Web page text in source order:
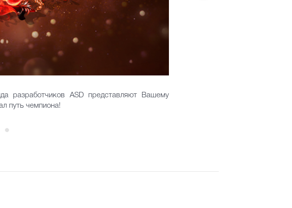
разработчиков ASD представляют Вашему
путь чемпиона!